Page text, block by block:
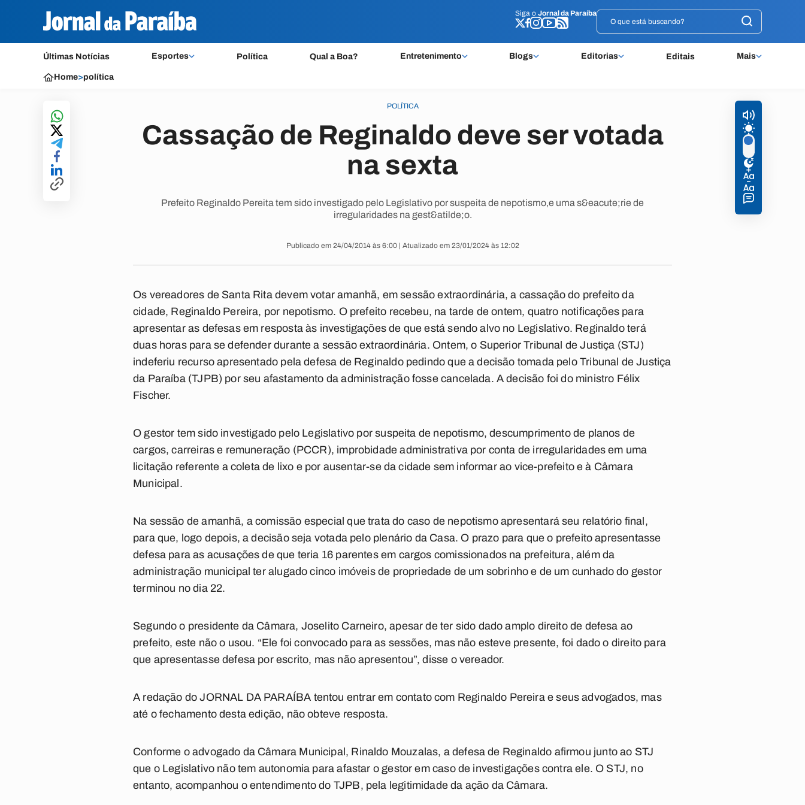
Siga o Jornal da Paraíba
Últimas Notícias Esportes Política Qual a Boa? Entretenimento Blogs Editorias Editais Mais
Siga o Jornal da Paraíba
Home>política
POLÍTICA
Cassação de Reginaldo deve ser votada
na sexta
Prefeito Reginaldo Pereita tem sido investigado pelo Legislativo por suspeita de nepotismo,e uma s&eacute;rie de
irregularidades na gest&atilde;o.
Publicado em 24/04/2014 às 6:00 | Atualizado em 23/01/2024 às 12:02
Os vereadores de Santa Rita devem votar amanhã, em sessão extraordinária, a cassação do prefeito da
cidade, Reginaldo Pereira, por nepotismo. O prefeito recebeu, na tarde de ontem, quatro notificações para
apresentar as defesas em resposta às investigações de que está sendo alvo no Legislativo. Reginaldo terá
duas horas para se defender durante a sessão extraordinária. Ontem, o Superior Tribunal de Justiça (STJ)
indeferiu recurso apresentado pela defesa de Reginaldo pedindo que a decisão tomada pelo Tribunal de Justiça
da Paraíba (TJPB) por seu afastamento da administração fosse cancelada. A decisão foi do ministro Félix
Fischer.
O gestor tem sido investigado pelo Legislativo por suspeita de nepotismo, descumprimento de planos de
cargos, carreiras e remuneração (PCCR), improbidade administrativa por conta de irregularidades em uma
licitação referente a coleta de lixo e por ausentar-se da cidade sem informar ao vice-prefeito e à Câmara
Municipal.
Na sessão de amanhã, a comissão especial que trata do caso de nepotismo apresentará seu relatório final,
para que, logo depois, a decisão seja votada pelo plenário da Casa. O prazo para que o prefeito apresentasse
defesa para as acusações de que teria 16 parentes em cargos comissionados na prefeitura, além da
administração municipal ter alugado cinco imóveis de propriedade de um sobrinho e de um cunhado do gestor
terminou no dia 22.
Segundo o presidente da Câmara, Joselito Carneiro, apesar de ter sido dado amplo direito de defesa ao
prefeito, este não o usou. “Ele foi convocado para as sessões, mas não esteve presente, foi dado o direito para
que apresentasse defesa por escrito, mas não apresentou”, disse o vereador.
A redação do JORNAL DA PARAÍBA tentou entrar em contato com Reginaldo Pereira e seus advogados, mas
até o fechamento desta edição, não obteve resposta.
Conforme o advogado da Câmara Municipal, Rinaldo Mouzalas, a defesa de Reginaldo afirmou junto ao STJ
que o Legislativo não tem autonomia para afastar o gestor em caso de investigações contra ele. O STJ, no
entanto, acompanhou o entendimento do TJPB, pela legitimidade da ação da Câmara.